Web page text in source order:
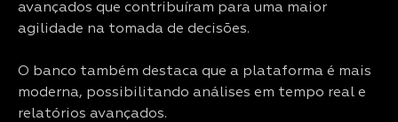
avançados que contribuíram para uma maior
agilidade na tomada de decisões.
O banco também destaca que a plataforma é mais
moderna, possibilitando análises em tempo real e
relatórios avançados.